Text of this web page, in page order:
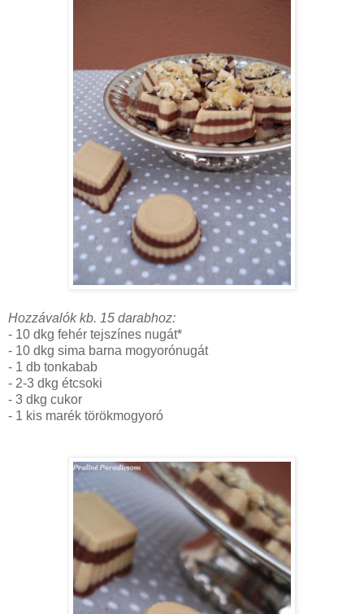
Hozzávalók kb. 15 darabhoz:
- 10 dkg fehér tejszínes nugát*
- 10 dkg sima barna mogyorónugát
- 1 db tonkabab
- 2-3 dkg étcsoki
- 3 dkg cukor
- 1 kis marék törökmogyoró